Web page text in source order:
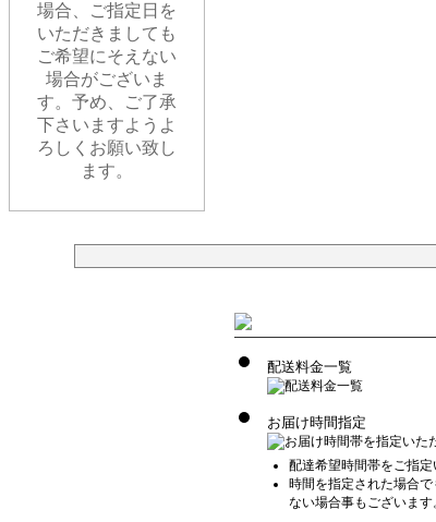
場合、ご指定日を
いただきましても
ご希望にそえない
場合がございま
す。予め、ご了承
下さいますようよ
ろしくお願い致し
ます。
配送料金一覧
お届け時間指定
配達希望時間帯をご指定
時間を指定された場合
ない場合事もございます